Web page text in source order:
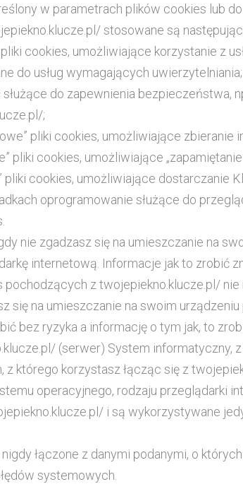
w parametrach plików cookies lub
stosowane są
pliki cookies, umożliwiające korzystanie z
do usług wymagających uwierzytelniania;
służące do zapewnienia bezpieczeństwa,
;
pliki cookies, umożliwiające
pliki cookies, umożliwiające
pliki cookies, umożliwiające
oprogramowanie służące do
nie zgadzasz się na umieszczanie na
internetową. Informacje jak to zrobić
pochodzących z twojepiekno.klucze.pl/
się na umieszczanie na swoim
bez ryzyka a informację o tym jak, to
(serwer) System
z którego korzystasz łącząc się z
operacyjnego, rodzaju przeglądarki
i są wykorzystywane
nigdy łączone z danymi podanymi, o
systemowych.